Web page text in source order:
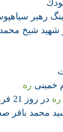
رهبر
شهيد شيخ محمد
خمينى ره
ره در روز 21 فروردين 1343
محمد باقر